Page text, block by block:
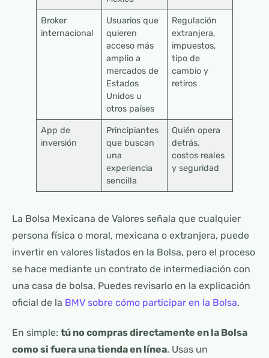
Broker
internacional
Usuarios que
quieren
acceso más
amplio a
mercados de
Estados
Unidos u
otros países
Regulación
extranjera,
impuestos,
tipo de
cambio y
retiros
App de
inversión
Principiantes
que buscan
una
experiencia
sencilla
Quién opera
detrás,
costos reales
y seguridad
La Bolsa Mexicana de Valores señala que cualquier
persona física o moral, mexicana o extranjera, puede
invertir en valores listados en la Bolsa, pero el proceso
se hace mediante un contrato de intermediación con
una casa de bolsa. Puedes revisarlo en la explicación
oficial de la BMV sobre cómo participar en la Bolsa.
En simple: tú no compras directamente en la Bolsa
como si fuera una tienda en línea. Usas un